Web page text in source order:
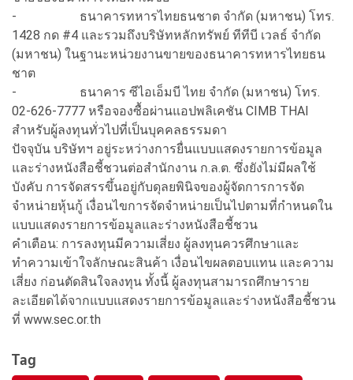
- ธนาคารทหารไทยธนชาต จำกัด (มหาชน) โทร.
1428 กด #4 และรวมถึงบริษัทหลักทรัพย์ ทีทีบี เวลธ์ จำกัด
(มหาชน) ในฐานะหน่วยงานขายของธนาคารทหารไทยธน
ชาต
- ธนาคาร ซีไอเอ็มบี ไทย จำกัด (มหาชน) โทร.
02-626-7777 หรือจองซื้อผ่านแอปพลิเคชัน CIMB THAI
สำหรับผู้ลงทุนทั่วไปที่เป็นบุคคลธรรมดา
ปัจจุบัน บริษัทฯ อยู่ระหว่างการยื่นแบบแสดงรายการข้อมูล
และร่างหนังสือชี้ชวนต่อสำนักงาน ก.ล.ต. ซึ่งยังไม่มีผลใช้
บังคับ การจัดสรรขึ้นอยู่กับดุลยพินิจของผู้จัดการการจัด
จำหน่ายหุ้นกู้ เงื่อนไขการจัดจำหน่ายเป็นไปตามที่กำหนดใน
แบบแสดงรายการข้อมูลและร่างหนังสือชี้ชวน
คำเตือน: การลงทุนมีความเสี่ยง ผู้ลงทุนควรศึกษาและ
ทำความเข้าใจลักษณะสินค้า เงื่อนไขผลตอบแทน และความ
เสี่ยง ก่อนตัดสินใจลงทุน ทั้งนี้ ผู้ลงทุนสามารถศึกษาราย
ละเอียดได้จากแบบแสดงรายการข้อมูลและร่างหนังสือชี้ชวน
ที่ www.sec.or.th
Tag